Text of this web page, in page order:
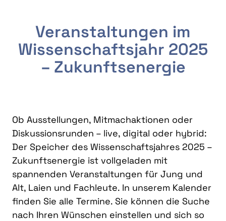
Veranstaltungen im
Wissenschaftsjahr 2025
– Zukunftsenergie
Ob Ausstellungen, Mitmachaktionen oder
Diskussionsrunden – live, digital oder hybrid:
Der Speicher des Wissenschaftsjahres 2025 –
Zukunftsenergie ist vollgeladen mit
spannenden Veranstaltungen für Jung und
Alt, Laien und Fachleute. In unserem Kalender
finden Sie alle Termine. Sie können die Suche
nach Ihren Wünschen einstellen und sich so